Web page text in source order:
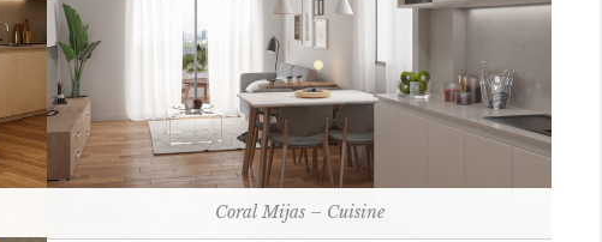
Coral Mijas – Cuisine